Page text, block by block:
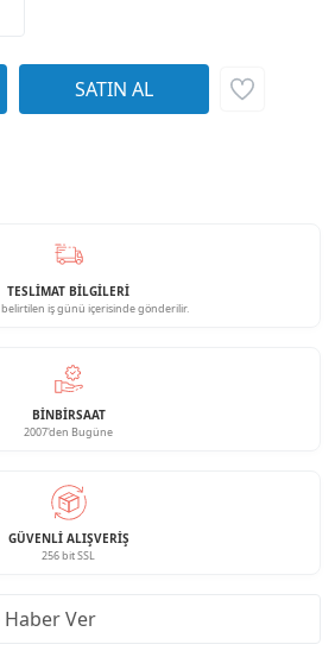
TESLİMAT BİLGİLERİ
belirtilen iş günü içerisinde gönderilir.
BINBIRSAAT
2007'den Bugüne
GÜVENLI ALIŞVERIŞ
256 bit SSL
Haber Ver